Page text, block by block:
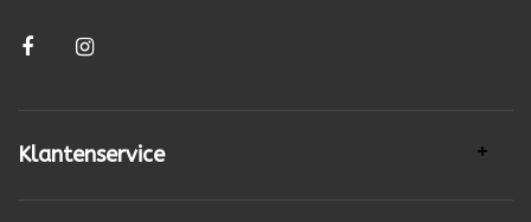
Klantenservice